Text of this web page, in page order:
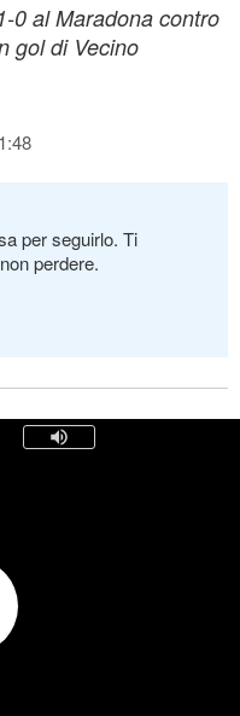
0 al Maradona contro
gol di Vecino
per seguirlo. Ti
perdere.